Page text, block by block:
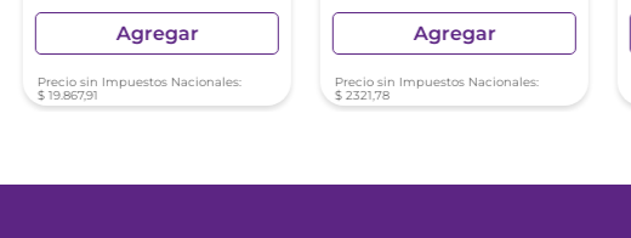
Agregar
Precio sin Impuestos Nacionales:
$ 19.867,91
Agregar
Precio sin Impuestos Nacionales:
$ 2321,78